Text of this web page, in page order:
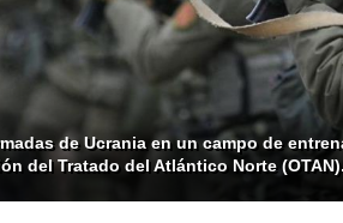
de Ucrania en un campo de
del Tratado del Atlántico Norte (OTAN).